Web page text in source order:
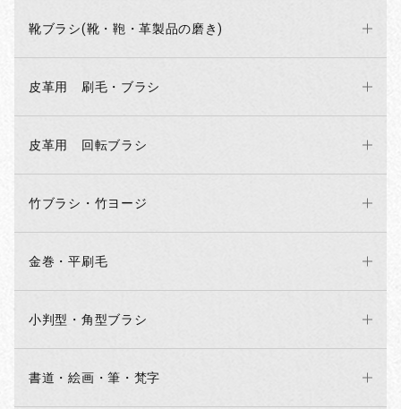
靴ブラシ(靴・鞄・革製品の磨き)
皮革用 刷毛・ブラシ
皮革用 回転ブラシ
竹ブラシ・竹ヨージ
金巻・平刷毛
小判型・角型ブラシ
書道・絵画・筆・梵字